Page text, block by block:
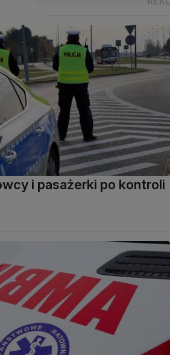
i pasażerki po kontroli